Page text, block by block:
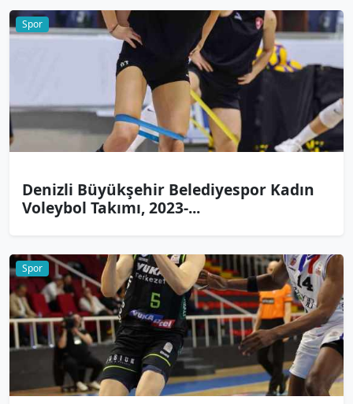
Spor
Denizli Büyükşehir Belediyespor Kadın
Voleybol Takımı, 2023-...
Spor